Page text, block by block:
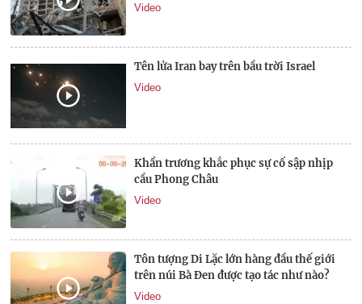
Video
Tên lửa Iran bay trên bầu trời Israel
Video
Khẩn trương khắc phục sự cố sập nhịp
cầu Phong Châu
Video
Tôn tượng Di Lặc lớn hàng đầu thế giới
trên núi Bà Đen được tạo tác như nào?
Video